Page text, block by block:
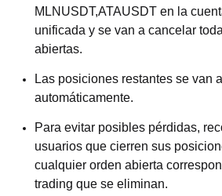
MLNUSDT,ATAUSDT en la
unificada y se van a cancelar
abiertas.
Las posiciones restantes se van
automáticamente.
Para evitar posibles pérdidas,
usuarios que cierren sus
cualquier orden abierta
trading que se eliminan.